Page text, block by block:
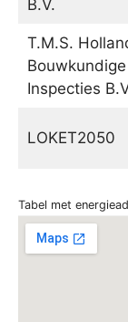
B.V.
T.M.S.
Bouwkundige
Inspecties
LOKET2050
Tabel met